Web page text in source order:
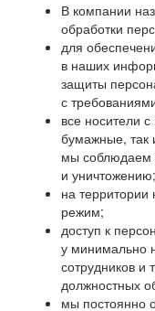
В компании
обработки
для
в наших
защиты
с
все носители
бумажные, так
мы соблюдаем
и уничтожению;
на территории
режим;
доступ к
у минимально
сотрудников и
должностных
мы постоянно